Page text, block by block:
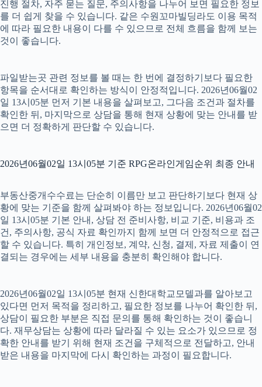
진행 절차, 자주 묻는 질문, 주의사항을 나누어 보면 필요한 정보
를 더 쉽게 찾을 수 있습니다. 같은 수원꼬마빌딩라도 이용 목적
에 따라 필요한 내용이 다를 수 있으므로 전체 흐름을 함께 보는
것이 좋습니다.
파일받는곳 관련 정보를 볼 때는 한 번에 결정하기보다 필요한
항목을 순서대로 확인하는 방식이 안정적입니다. 2026년06월02
일 13시05분 먼저 기본 내용을 살펴보고, 그다음 조건과 절차를
확인한 뒤, 마지막으로 상담을 통해 현재 상황에 맞는 안내를 받
으면 더 정확하게 판단할 수 있습니다.
2026년06월02일 13시05분 기준 RPG온라인게임순위 최종 안내
부동산중개수수료는 단순히 이름만 보고 판단하기보다 현재 상
황에 맞는 기준을 함께 살펴봐야 하는 정보입니다. 2026년06월02
일 13시05분 기본 안내, 상담 전 준비사항, 비교 기준, 비용과 조
건, 주의사항, 공식 자료 확인까지 함께 보면 더 안정적으로 접근
할 수 있습니다. 특히 개인정보, 계약, 신청, 결제, 자료 제출이 연
결되는 경우에는 세부 내용을 충분히 확인해야 합니다.
2026년06월02일 13시05분 현재 신한대학교모델과를 알아보고
있다면 먼저 목적을 정리하고, 필요한 정보를 나누어 확인한 뒤,
상담이 필요한 부분은 직접 문의를 통해 확인하는 것이 좋습니
다. 재무상담는 상황에 따라 달라질 수 있는 요소가 있으므로 정
확한 안내를 받기 위해 현재 조건을 구체적으로 전달하고, 안내
받은 내용을 마지막에 다시 확인하는 과정이 필요합니다.